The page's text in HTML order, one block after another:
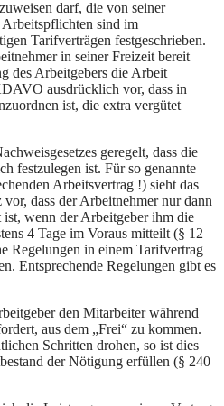
darf, die von seiner
sind im
Tarifverträgen festgeschrieben.
in seiner Freizeit bereit
des Arbeitgebers die Arbeit
ausdrücklich vor, dass in
ist, die extra vergütet
geregelt, dass die
festzulegen ist. Für so genannte
Arbeitsvertrag !) sieht das
dass der Arbeitnehmer nur dann
wenn der Arbeitgeber ihm die
4 Tage im Voraus mitteilt (§ 12
Regelungen in einem Tarifvertrag
Entsprechende Regelungen gibt es
den Mitarbeiter während
aus dem „Frei“ zu kommen.
Schritten drohen, so ist dies
der Nötigung erfüllen (§ 240